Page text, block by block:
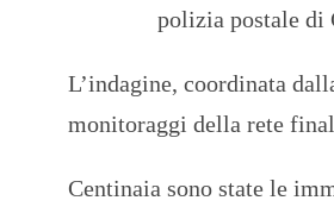
polizia postale di
L’indagine, coordinata
monitoraggi della rete
Centinaia sono state le